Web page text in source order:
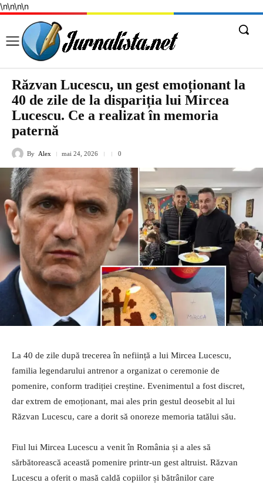
\n\n\n\n
Răzvan Lucescu, un gest emoționant la
40 de zile de la dispariția lui Mircea
Lucescu. Ce a realizat în memoria
paternă
By Alex mai 24, 2026 0
La 40 de zile după trecerea în neființă a lui Mircea Lucescu,
familia legendarului antrenor a organizat o ceremonie de
pomenire, conform tradiției creștine. Evenimentul a fost discret,
dar extrem de emoționant, mai ales prin gestul deosebit al lui
Răzvan Lucescu, care a dorit să onoreze memoria tatălui său.
Fiul lui Mircea Lucescu a venit în România și a ales să
sărbătorească această pomenire printr-un gest altruist. Răzvan
Lucescu a oferit o masă caldă copiilor și bătrânilor care